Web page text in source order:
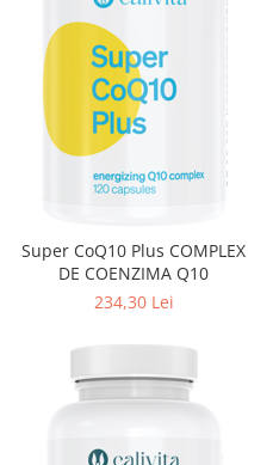
Super CoQ10 Plus COMPLEX
DE COENZIMA Q10
234,30 Lei